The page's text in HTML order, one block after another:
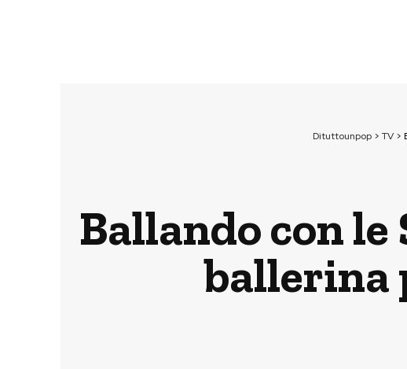
Dituttounpop > TV >
Ballando con
ballerina